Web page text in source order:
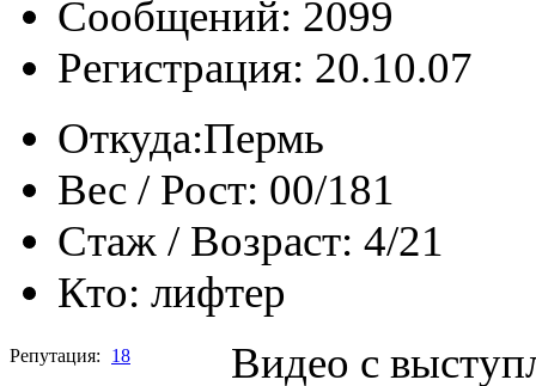
Сообщений: 2099
Регистрация: 20.10.07
Откуда:Пермь
Вес / Рост: 00/181
Стаж / Возраст: 4/21
Кто: лифтер
Репутация: 18 Видео с